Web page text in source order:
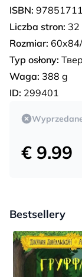
ISBN:
Liczba stron: 32
Rozmiar:
Typ osłony:
Waga: 388 g
ID: 299401
€ 9.99
Bestsellery